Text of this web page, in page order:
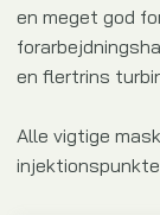
en meget god
en flertrins
Alle vigtige